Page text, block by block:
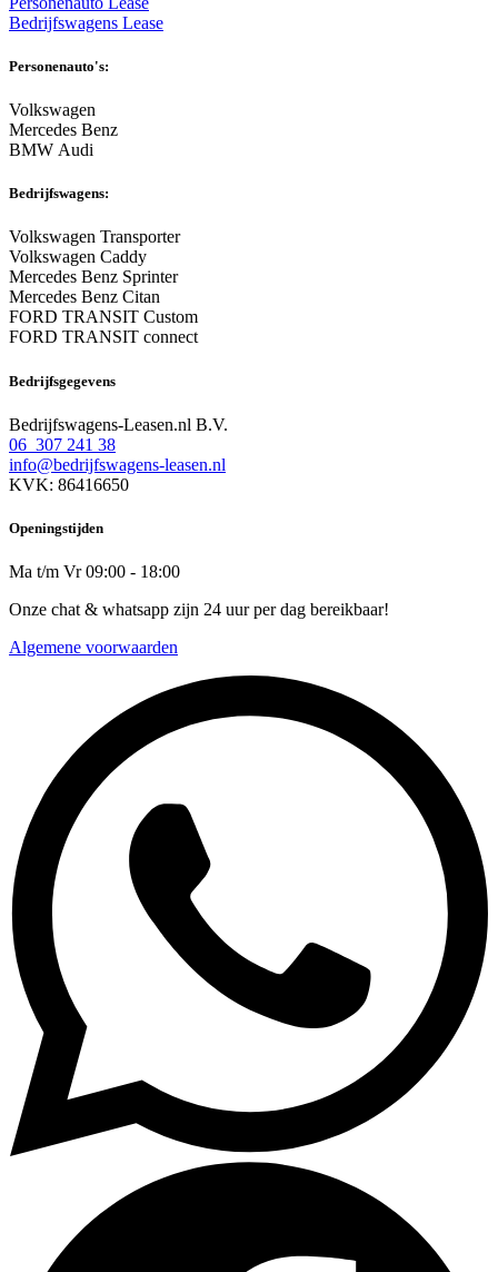
Bedrijfswagens Lease
Personenauto's:
Volkswagen
Mercedes Benz
BMW Audi
Bedrijfswagens:
Volkswagen Transporter
Volkswagen Caddy
Mercedes Benz Sprinter
Mercedes Benz Citan
FORD TRANSIT Custom
FORD TRANSIT connect
Bedrijfsgegevens
Bedrijfswagens-Leasen.nl B.V.
06 307 241 38
info@bedrijfswagens-leasen.nl
KVK: 86416650
Openingstijden
Ma t/m Vr 09:00 - 18:00
Onze chat & whatsapp zijn 24 uur per dag bereikbaar!
Algemene voorwaarden